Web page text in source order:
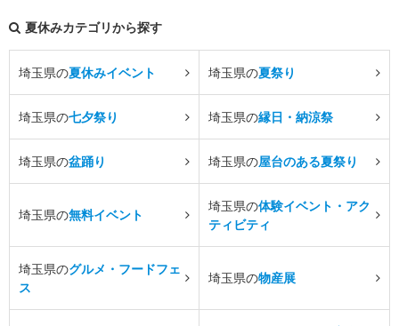
夏休みカテゴリから探す
埼玉県の夏休みイベント 埼玉県の夏祭り
埼玉県の七夕祭り 埼玉県の縁日・納涼祭
埼玉県の盆踊り 埼玉県の屋台のある夏祭り
埼玉県の無料イベント
埼玉県の体験イベント・アク
ティビティ
埼玉県のグルメ・フードフェ
ス
埼玉県の物産展